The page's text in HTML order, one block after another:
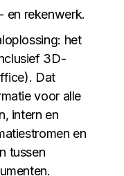
en rekenwerk.
het
3D-
Dat
voor alle
intern en
en
tussen